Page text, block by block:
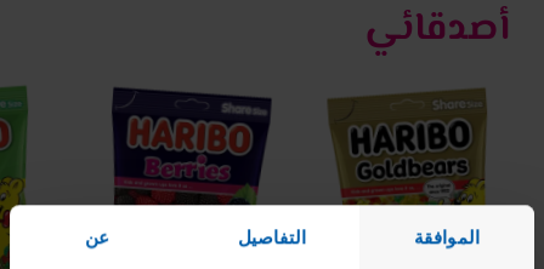
الموافقة التفاصيل عن
أصدقائي
Goldbears
Berries